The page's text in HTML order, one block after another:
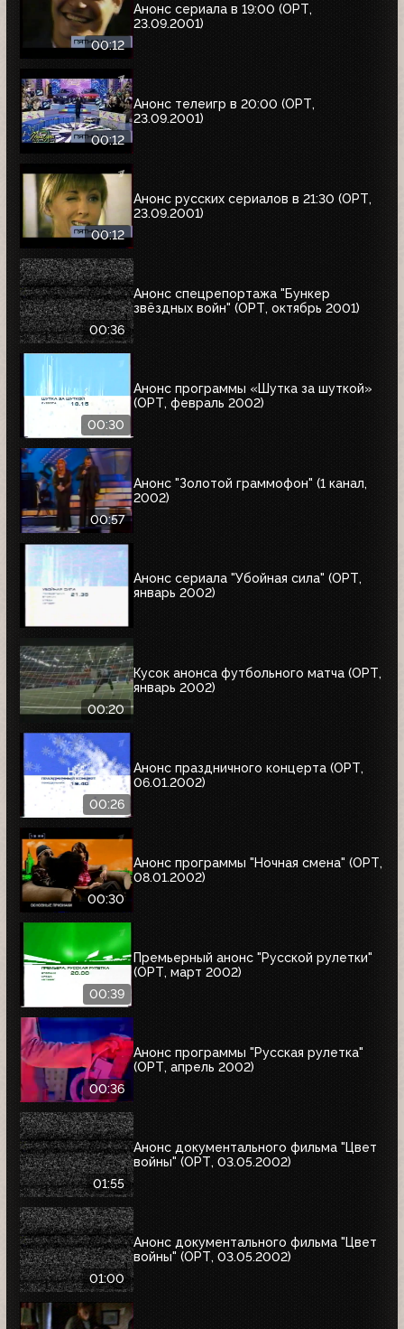
00:12
Анонс сериала в 19:00 (ОРТ,
23.09.2001)
00:12
Анонс телеигр в 20:00 (ОРТ,
23.09.2001)
00:12
Анонс русских сериалов в 21:30 (ОРТ,
23.09.2001)
00:36
Анонс спецрепортажа "Бункер
звёздных войн" (ОРТ, октябрь 2001)
00:30
Анонс программы «Шутка за шуткой»
(ОРТ, февраль 2002)
00:57
Анонс "Золотой граммофон" (1 канал,
2002)
Анонс сериала "Убойная сила" (ОРТ,
январь 2002)
00:20
Кусок анонса футбольного матча (ОРТ,
январь 2002)
00:26
Анонс праздничного концерта (ОРТ,
06.01.2002)
00:30
Анонс программы "Ночная смена" (ОРТ,
08.01.2002)
00:39
Премьерный анонс "Русской рулетки"
(ОРТ, март 2002)
00:36
Анонс программы "Русская рулетка"
(ОРТ, апрель 2002)
01:55
Анонс документального фильма "Цвет
войны" (ОРТ, 03.05.2002)
01:00
Анонс документального фильма "Цвет
войны" (ОРТ, 03.05.2002)